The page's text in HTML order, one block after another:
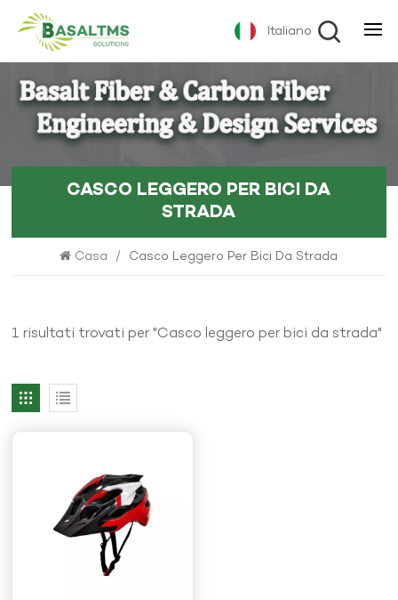
Italiano
CASCO LEGGERO PER BICI DA
STRADA
Casa / Casco Leggero Per Bici Da Strada
1 risultati trovati per "Casco leggero per bici da strada"